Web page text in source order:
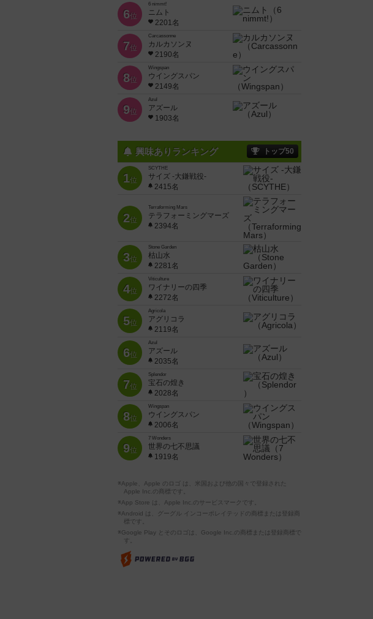
6位
6 nimmt!
ニムト
2201名
7位
Carcassonne
カルカソンヌ
2190名
8位
Wingspan
ウイングスパン
2149名
9位
Azul
アズール
1903名
興味ありランキング トップ50
1位
SCYTHE
サイズ -大鎌戦役-
2415名
2位
Terraforming Mars
テラフォーミングマーズ
2394名
3位
Stone Garden
枯山水
2281名
4位
Viticulture
ワイナリーの四季
2272名
5位
Agricola
アグリコラ
2119名
6位
Azul
アズール
2035名
7位
Splendor
宝石の煌き
2028名
8位
Wingspan
ウイングスパン
2006名
9位
7 Wonders
世界の七不思議
1919名
※Apple、Apple のロゴ は、米国および他の国々で登録された
Apple Inc.の商標です。
※App Store は、Apple Inc.のサービスマークです。
※Android は、グーグル インコーポレイテッドの商標または登録商
標です。
※Google Play とそのロゴは、Google Inc.の商標または登録商標で
す。